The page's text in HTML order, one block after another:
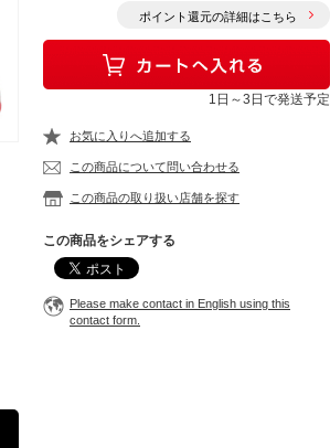
ポイント還元の詳細はこちら
1日～3日で発送予定
お気に入りへ追加する
この商品について問い合わせる
この商品の取り扱い店舗を探す
この商品をシェアする
Please make contact in English using this
contact form.